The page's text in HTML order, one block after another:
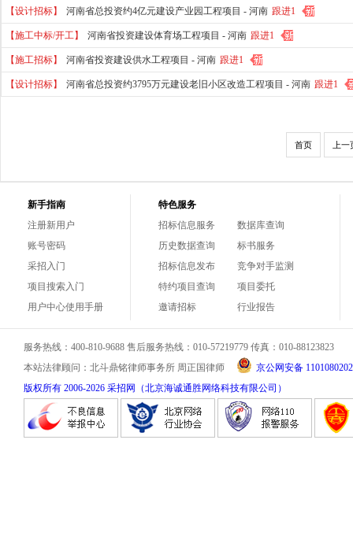
【设计招标】 河南省总投资约4亿元建设产业园工程项目 - 河南 跟进1
【施工中标/开工】 河南省投资建设体育场工程项目 - 河南 跟进1
【施工招标】 河南省投资建设供水工程项目 - 河南 跟进1
【设计招标】 河南省总投资约3795万元建设老旧小区改造工程项目 - 河南 跟进1
首页 上一
新手指南
注册新用户
账号密码
采招入门
项目搜索入门
用户中心使用手册
特色服务
招标信息服务
数据库查询
历史数据查询
标书服务
招标信息发布
竞争对手监测
特约项目查询
项目委托
邀请招标
行业报告
服务热线：400-810-9688 售后服务热线：010-57219779 传真：010-88123823
本站法律顾问：北斗鼎铭律师事务所 周正国律师
京公网安备
版权所有 2006-2026 采招网（北京海诚通胜网络科技有限公司）